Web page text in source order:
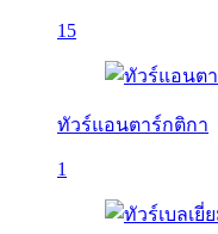
15
ทัวร์แอนตาร์กติกา
1